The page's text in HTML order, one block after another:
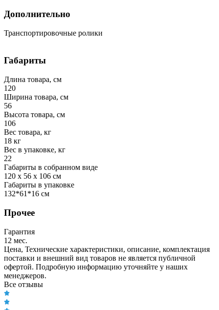
Дополнительно
Транспортировочные ролики
Габариты
Длина товара, см
120
Ширина товара, см
56
Высота товара, см
106
Вес товара, кг
18 кг
Вес в упаковке, кг
22
Габариты в собранном виде
120 х 56 х 106 см
Габариты в упаковке
132*61*16 см
Прочее
Гарантия
12 мес.
Цена, Технические характеристики, описание, комплектация
поставки и внешний вид товаров не является публичной
офертой. Подробную информацию уточняйте у наших
менеджеров.
Все отзывы